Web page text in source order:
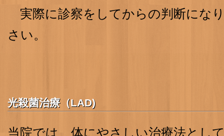
実際に診察をしてからの判断にな
さい。
光殺菌治療（LAD)
当院では、体にやさしい治療法とし